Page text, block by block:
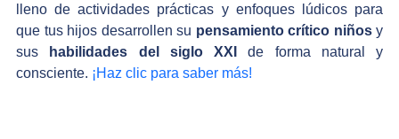
lleno de actividades prácticas y enfoques lúdicos para
que tus hijos desarrollen su pensamiento crítico niños y
sus
habilidades del siglo XXI
de forma natural y
consciente. ¡Haz clic para saber más!